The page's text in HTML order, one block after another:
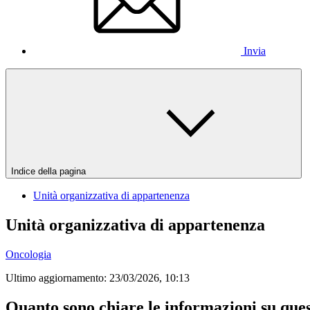
Invia
Indice della pagina
Unità organizzativa di appartenenza
Unità organizzativa di appartenenza
Oncologia
Ultimo aggiornamento: 23/03/2026, 10:13